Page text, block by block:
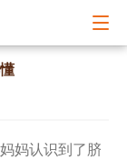
妈认识到了脐